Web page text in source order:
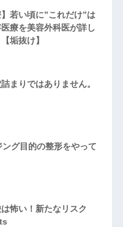
】若い頃に”これだけ”は
療を美容外科医が詳し
垢抜け】
まりではありません。
グ目的の整形をやって
怖い！新たなリスク